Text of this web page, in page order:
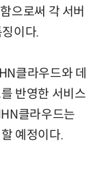
으로써 각 서버
이다.
클라우드와 데
반영한 서비스
클라우드는
예정이다.